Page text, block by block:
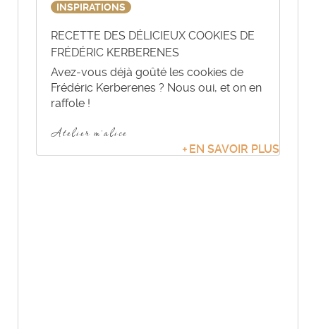
INSPIRATIONS
RECETTE DES DÉLICIEUX COOKIES DE
FRÉDÉRIC KERBERENES
Avez-vous déjà goûté les cookies de
Frédéric Kerberenes ? Nous oui, et on en
raffole !
Atelier m'alice
EN SAVOIR PLUS